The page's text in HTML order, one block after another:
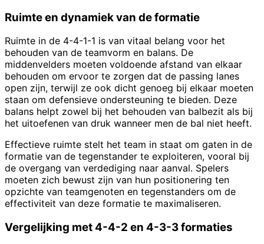
Ruimte en dynamiek van de formatie
Ruimte in de 4-4-1-1 is van vitaal belang voor het
behouden van de teamvorm en balans. De
middenvelders moeten voldoende afstand van elkaar
behouden om ervoor te zorgen dat de passing lanes
open zijn, terwijl ze ook dicht genoeg bij elkaar moeten
staan om defensieve ondersteuning te bieden. Deze
balans helpt zowel bij het behouden van balbezit als bij
het uitoefenen van druk wanneer men de bal niet heeft.
Effectieve ruimte stelt het team in staat om gaten in de
formatie van de tegenstander te exploiteren, vooral bij
de overgang van verdediging naar aanval. Spelers
moeten zich bewust zijn van hun positionering ten
opzichte van teamgenoten en tegenstanders om de
effectiviteit van deze formatie te maximaliseren.
Vergelijking met 4-4-2 en 4-3-3 formaties